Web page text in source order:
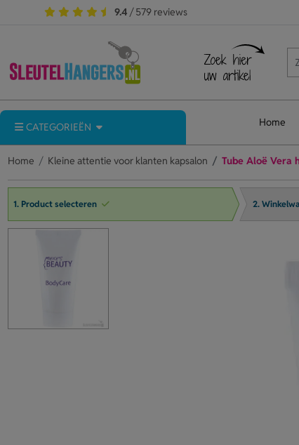
9.4 / 579 reviews
CATEGORIEËN Home
Home Kleine attentie voor klanten kapsalon Tube Aloë Vera
1. Product selecteren 2.